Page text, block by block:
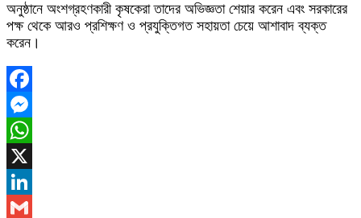
অনুষ্ঠানে অংশগ্রহণকারী কৃষকেরা তাদের অভিজ্ঞতা শেয়ার করেন এবং সরকারের
পক্ষ থেকে আরও প্রশিক্ষণ ও প্রযুক্তিগত সহায়তা চেয়ে আশাবাদ ব্যক্ত
করেন।
Facebook
Messenger
WhatsApp
X
LinkedIn